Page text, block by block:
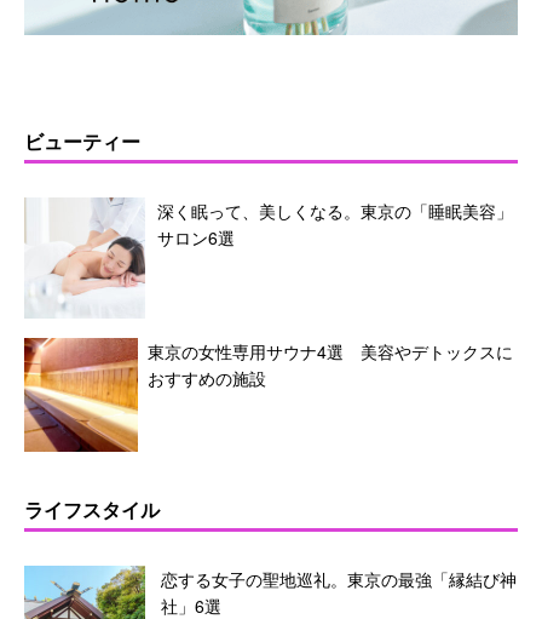
ビューティー
深く眠って、美しくなる。東京の「睡眠美容」
サロン6選
東京の女性専用サウナ4選 美容やデトックスに
おすすめの施設
ライフスタイル
恋する女子の聖地巡礼。東京の最強「縁結び神
社」6選